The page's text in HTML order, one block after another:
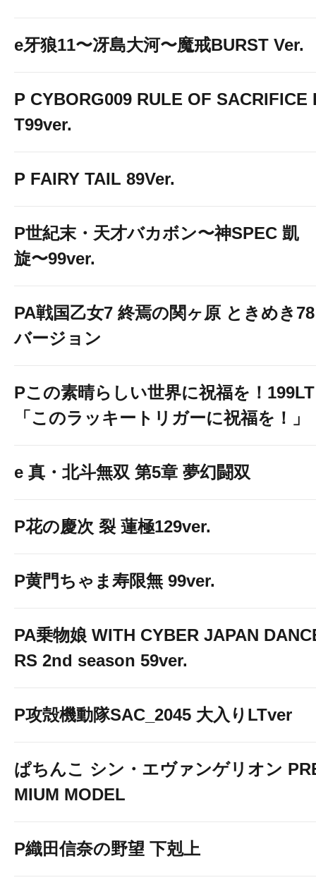
e牙狼11〜冴島大河〜魔戒BURST Ver.
P CYBORG009 RULE OF SACRIFICE
T99ver.
P FAIRY TAIL 89Ver.
P世紀末・天才バカボン〜神SPEC 凱
旋〜99ver.
PA戦国乙女7 終焉の関ヶ原 ときめき78
バージョン
Pこの素晴らしい世界に祝福を！199LT
「このラッキートリガーに祝福を！」
e 真・北斗無双 第5章 夢幻闘双
P花の慶次 裂 蓮極129ver.
P黄門ちゃま寿限無 99ver.
PA乗物娘 WITH CYBER JAPAN
RS 2nd season 59ver.
P攻殻機動隊SAC_2045 大入りLTver
ぱちんこ シン・エヴァンゲリオン
MIUM MODEL
P織田信奈の野望 下剋上